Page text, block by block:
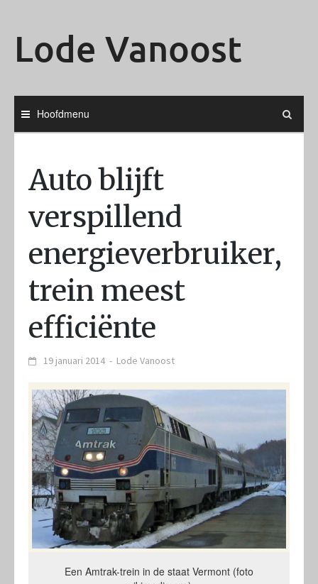
Lode Vanoost
Hoofdmenu
Auto blijft
verspillend
energieverbruiker,
trein meest
efficiënte
19 januari 2014 - Lode Vanoost
Een Amtrak-trein in de staat Vermont (foto